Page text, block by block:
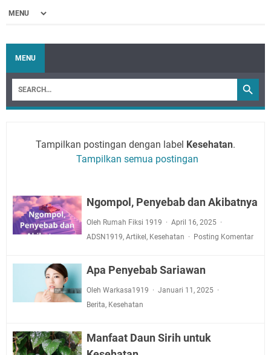
MENU
Tampilkan postingan dengan label Kesehatan.
Tampilkan semua postingan
Ngompol, Penyebab dan Akibatnya
Oleh Rumah Fiksi 1919
April 16, 2025
ADSN1919, Artikel, Kesehatan Posting Komentar
Apa Penyebab Sariawan
Oleh Warkasa1919
Januari 11, 2025
Berita, Kesehatan
Manfaat Daun Sirih untuk